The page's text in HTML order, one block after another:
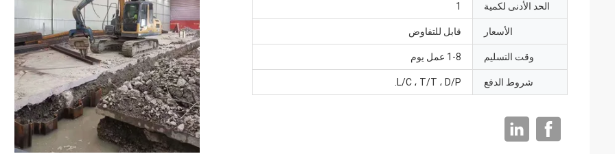
الحد الأدنى لكمية 1
الأسعار قابل للتفاوض
وقت التسليم 1-8 عمل يوم
شروط الدفع L/C ، T/T ، D/P.